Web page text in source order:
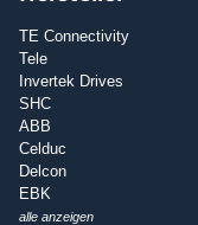
TE Connectivity
Tele
Invertek Drives
SHC
ABB
Celduc
Delcon
EBK
alle anzeigen